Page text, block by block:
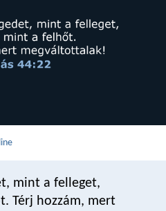
mint a felleget,
Térj hozzám, mert